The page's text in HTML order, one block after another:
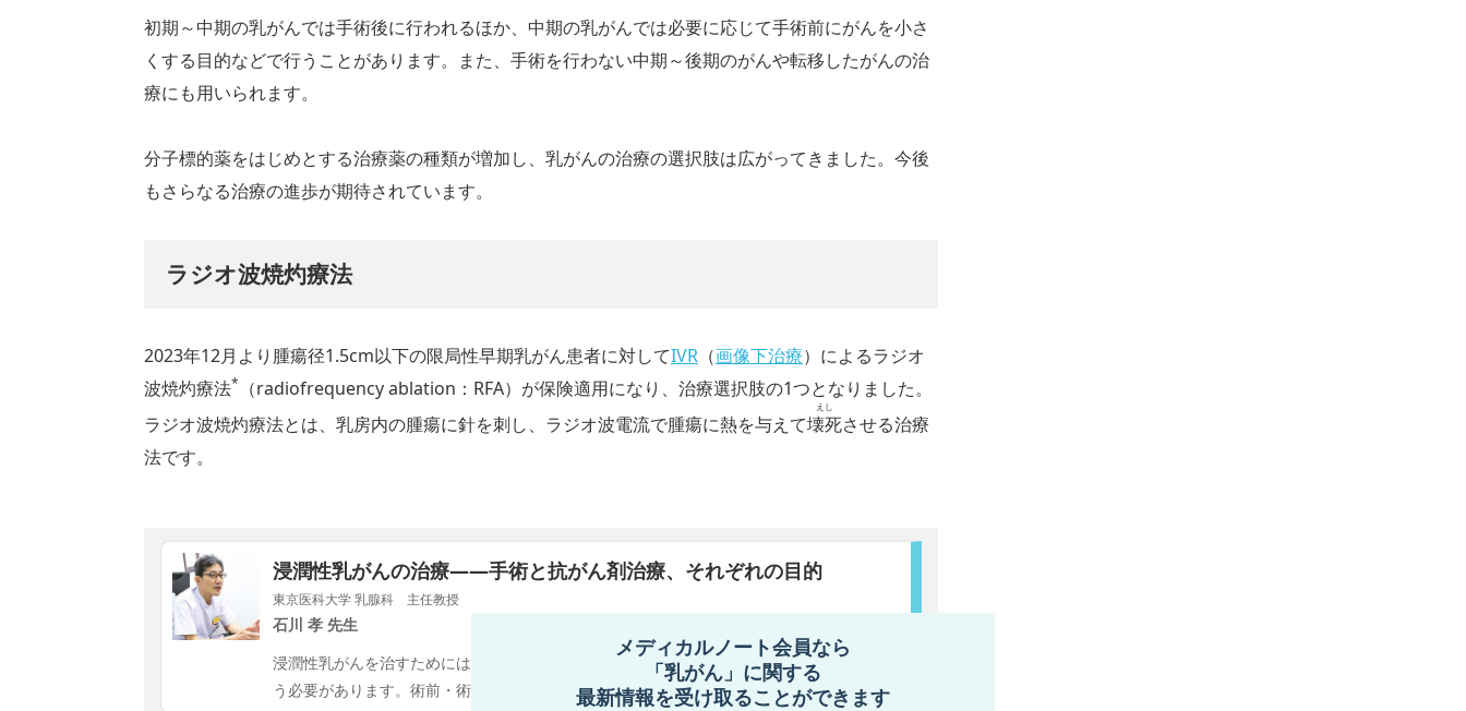
メディカルノート会員なら
「乳がん」に関する
最新情報を受け取ることができます
初期～中期の乳がんでは手術後に行われるほか、中期の乳がんでは必要に応じて手術前にがんを小さ
くする目的などで行うことがあります。また、手術を行わない中期～後期のがんや転移したがんの治
療にも用いられます。
分子標的薬をはじめとする治療薬の種類が増加し、乳がんの治療の選択肢は広がってきました。今後
もさらなる治療の進歩が期待されています。
ラジオ波焼灼療法
2023年12月より腫瘍径1.5cm以下の限局性早期乳がん患者に対してIVR （画像下治療）によるラジオ
波焼灼療法*
（radiofrequency ablation：RFA）が保険適用になり、治療選択肢の1つとなりました。
ラジオ波焼灼療法とは、乳房内の腫瘍に針を刺し、ラジオ波電流で腫瘍に熱を与えて壊死
えし
させる治療
法です。
浸潤性乳がんの治療――手術と抗がん剤治療、それぞれの目的
東京医科大学 乳腺科 主任教授
石川 孝 先生
浸潤性乳がんを治すためには、多くの場合切除手術だけでなく、術前・術後に薬物療法も行
う必要があります。術前・術後薬物療法では、具体的にどのような...続きを読む